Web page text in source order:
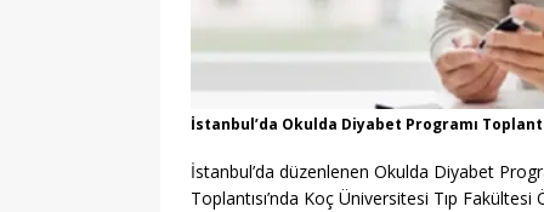
İstanbul’da Okulda Diyabet Programı
İstanbul’da düzenlenen Okulda Diyabet
Toplantısı’nda Koç Üniversitesi Tıp